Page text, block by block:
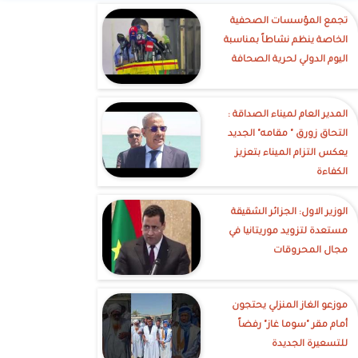
تجمع المؤسسات الصحفية
الخاصة ينظم نشاطاً بمناسبة
اليوم الدولي لحرية الصحافة
‎المدير العام لميناء الصداقة :
التحاق زورق " مقامه" الجديد
يعكس التزام الميناء بتعزيز
الكفاءة
الوزير الاول: الجزائر الشقيقة
مستعدة لتزويد موريتانيا في
مجال المحروقات
موزعو الغاز المنزلي يحتجون
أمام مقر "سوما غاز" رفضاً
للتسعيرة الجديدة